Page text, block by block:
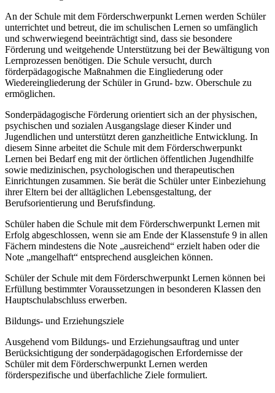
An der Schule mit dem Förderschwerpunkt Lernen werden Schüler
unterrichtet und betreut, die im schulischen Lernen so umfänglich
und schwerwiegend beeinträchtigt sind, dass sie besondere
Förderung und weitgehende Unterstützung bei der Bewältigung von
Lernprozessen benötigen. Die Schule versucht, durch
förderpädagogische Maßnahmen die Eingliederung oder
Wiedereingliederung der Schüler in Grund- bzw. Oberschule zu
ermöglichen.
Sonderpädagogische Förderung orientiert sich an der physischen,
psychischen und sozialen Ausgangslage dieser Kinder und
Jugendlichen und unterstützt deren ganzheitliche Entwicklung. In
diesem Sinne arbeitet die Schule mit dem Förderschwerpunkt
Lernen bei Bedarf eng mit der örtlichen öffentlichen Jugendhilfe
sowie medizinischen, psychologischen und therapeutischen
Einrichtungen zusammen. Sie berät die Schüler unter Einbeziehung
ihrer Eltern bei der alltäglichen Lebensgestaltung, der
Berufsorientierung und Berufsfindung.
Schüler haben die Schule mit dem Förderschwerpunkt Lernen mit
Erfolg abgeschlossen, wenn sie am Ende der Klassenstufe 9 in allen
Fächern mindestens die Note „ausreichend“ erzielt haben oder die
Note „mangelhaft“ entsprechend ausgleichen können.
Schüler der Schule mit dem Förderschwerpunkt Lernen können bei
Erfüllung bestimmter Voraussetzungen in besonderen Klassen den
Hauptschulabschluss erwerben.
Bildungs- und Erziehungsziele
Ausgehend vom Bildungs- und Erziehungsauftrag und unter
Berücksichtigung der sonderpädagogischen Erfordernisse der
Schüler mit dem Förderschwerpunkt Lernen werden
förderspezifische und überfachliche Ziele formuliert.